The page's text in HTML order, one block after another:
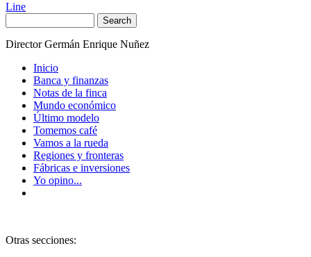
Line
Search
Director Germán Enrique Nuñez
Inicio
Banca y finanzas
Notas de la finca
Mundo económico
Último modelo
Tomemos café
Vamos a la rueda
Regiones y fronteras
Fábricas e inversiones
Yo opino...
Otras secciones: